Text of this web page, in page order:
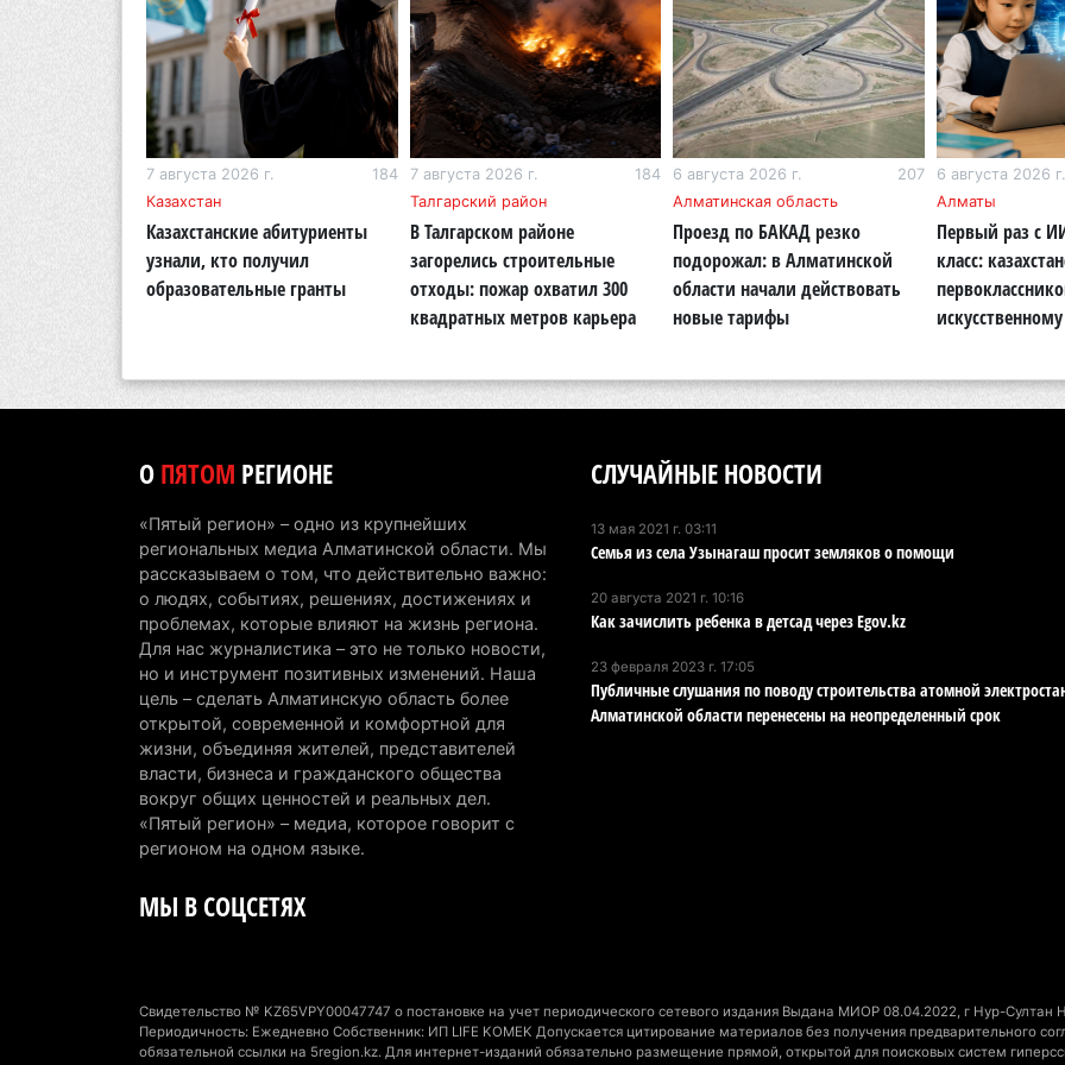
5
5
5
В
5
4
7 августа 2026 г.
184
Казахстан
Казахстанские абитуриенты
узнали, кто получил
образовательные гранты
7 августа 2026 г.
184
Талгарский район
В Талгарском районе
загорелись строительные
отходы: пожар охватил 300
квадратных метров карьера
6 августа 2026 г.
207
Алматинская область
Проезд по БАКАД резко
подорожал: в Алматинской
области начали действовать
новые тарифы
6 августа 2026 г.
Алматы
Первый раз с
класс:
ОПЯТОМ РЕГИОНЕ
«Пятый регион» – одно из крупнейших
региональных медиа Алматинской области. Мы
рассказываем о том, что действительно важно:
о людях, событиях, решениях, достижениях и
проблемах, которые влияют на жизнь региона.
Для нас журналистика – это не только новости,
но и инструмент позитивных изменений. Наша
цель – сделать Алматинскую область более
открытой, современной и комфортной для
жизни, объединяя жителей, представителей
власти, бизнеса и гражданского общества
вокруг общих ценностей и реальных дел.
«Пятый регион» – медиа, которое говорит с
регионом на одном языке.
МЫ В СОЦСЕТЯХ
СЛУЧАЙНЫЕ НОВОСТИ
13 мая 2021 г. 03:11
Семья из села Узынагаш просит земляков о помощи
20 августа 2021 г. 10:16
Как зачислить ребенка в детсад через Egov.kz
23 февраля 2023 г. 17:05
Публичные слушания по поводу строительства атомной
Алматинской области перенесены на неопределенный срок
Свидетельство № KZ65VPY00047747 о постановке на учет периодического сетевого издания Выдана МИОР 08.04.2022, г Нур-Султан
Периодичность: Ежедневно Собственник: ИП LIFE KOMEK Допускается цитирование материалов без получения предварительного
обязательной ссылки на 5region.kz. Для интернет-изданий обязательно размещение прямой, открытой для поисковых систем